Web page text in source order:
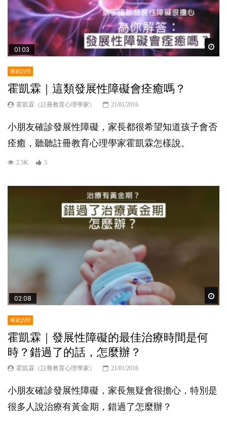
01:03
專家訪問
霍凱霖｜這類發展性障礙會痊癒嗎？
霍凱霖（註冊教育心理學家） 21/01/2016
小朋友確診發展性障礙，家長都很希望知道孩子會否
痊癒，聽聽註冊教育心理學家霍凱霖怎樣說。
2.5K 5
02:08
專家訪問
霍凱霖｜發展性障礙的最佳治療時間是何
時？錯過了的話，怎麼辦？
霍凱霖（註冊教育心理學家） 21/01/2016
小朋友確診發展性障礙，家長無疑會很擔心，特別是
很多人說治療有黃金期，錯過了怎麼辦？